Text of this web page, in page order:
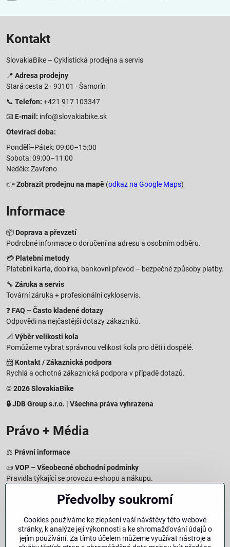
Kontakt
SlovakiaBike – Cyklistická prodejna a servis
📍 Adresa prodejny
Stará cesta 2 · 93101 · Šamorín
📞 Telefon: +421 917 103347
📧 E-mail: info@slovakiabike.sk
Otevírací doba:
Pondělí–Pátek: 09:00–15:00
Sobota: 09:00–11:00
Neděle: Zavřeno
👉Zobrazit prodejnu na mapě (odkaz na Google Maps)
Informace
📦 Doprava a převzetí
Podrobné informace o doručení na adresu a osobním odběru.
💳 Platební metody
Platební karta, dobírka, bankovní převod – bezpečné způsoby platby.
🔧 Záruka a servis
Tovární záruka + profesionální cykloservis.
❓ FAQ – Často kladené dotazy
Odpovědi na nejčastější dotazy zákazníků.
📐 Výběr velikosti kola
Pomůžeme vybrat správnou velikost kola pro děti i dospělé.
📨 Kontakt / Zákaznická podpora
Rychlá a ochotná zákaznická podpora v případě dotazů.
© 2026 SlovakiaBike
🔒 JDB Group s.r.o. | Všechna práva vyhrazena
Právo + Média
⚖️ Právní informace
📜VOP – Všeobecné obchodní podmínky
Pravidla týkající se provozu e-shopu a nákupu.
Zásady zpracování osobních údajů
Jak chráníme a zpracováváme vaše osobní údaje.
Informace o cookies
Informace o používaných cookies a zpracování údajů na webu.
Právo na odstoupení – 14denní vrácení
Předvolby soukromí
Cookies používáme ke zlepšení vaší návštěvy této webové
stránky, k analýze její výkonnosti a ke shromažďování údajů o
jejím používání. Za tímto účelem můžeme využívat nástroje a